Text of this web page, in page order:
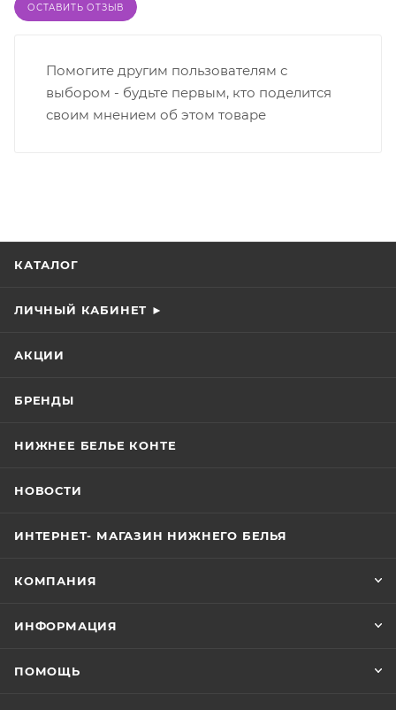
ОСТАВИТЬ ОТЗЫВ
Помогите другим пользователям с
выбором - будьте первым, кто поделится
своим мнением об этом товаре
КАТАЛОГ
ЛИЧНЫЙ КАБИНЕТ ►
АКЦИИ
БРЕНДЫ
НИЖНЕЕ БЕЛЬЕ КОНТЕ
НОВОСТИ
ИНТЕРНЕТ- МАГАЗИН НИЖНЕГО БЕЛЬЯ
КОМПАНИЯ
ИНФОРМАЦИЯ
ПОМОЩЬ